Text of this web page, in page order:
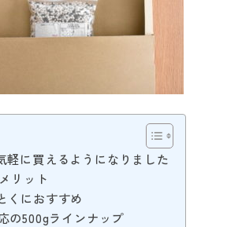
軽に買えるようになりました
リット
くにおすすめ
の500gラインナップ